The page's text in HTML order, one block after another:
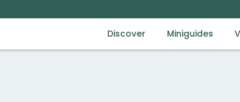
Discover Miniguides